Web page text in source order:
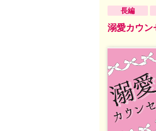
長編
溺愛カウン